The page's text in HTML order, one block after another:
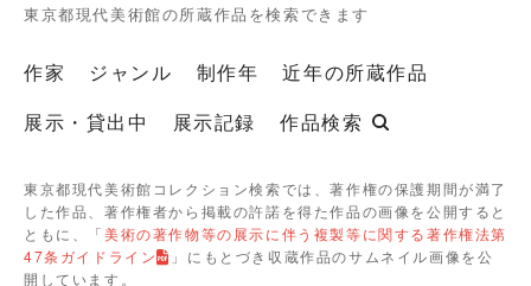
東京都現代美術館の所蔵作品を検索できます
作家 ジャンル 制作年
近年の所蔵作品
展示・貸出中
展示記録 作品検索
東京都現代美術館コレクション検索では、著作権の保護期間が満了
した作品、著作権者から掲載の許諾を得た作品の画像を公開すると
ともに、「美術の著作物等の展示に伴う複製等に関する著作権法第
47条ガイドライン
」にもとづき収蔵作品のサムネイル画像を公
開しています。